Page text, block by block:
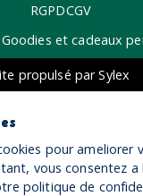
RGPDCGV
Goodies et cadeaux
propulsé par Sylex
pour ameliorer
vous consentez
politique de